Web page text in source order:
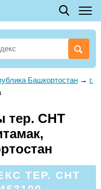
Башкортостан → г.
тер. СНТ
ТЕР. СНТ